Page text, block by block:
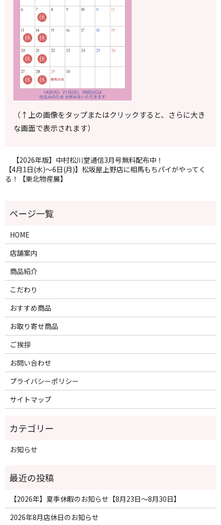
（↑上の画像をタップまたはクリックすると、さらに大き
な画面で表示されます）
【2026年版】中村松川堂通信3月号無料配布中！
【4月1日(水)〜6日(月)】松坂屋上野店に相馬もちパイがやってく
る！【東北物産展】
HOME
店舗案内
商品紹介
こだわり
おすすめ商品
お取り寄せ商品
ご挨拶
お問い合わせ
プライバシーポリシー
サイトマップ
お知らせ
【2026年】夏季休暇のお知らせ【8月23日〜8月30日】
2026年8月店休日のお知らせ